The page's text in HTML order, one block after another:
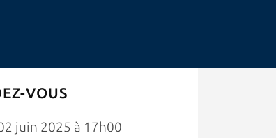
VOUS
juin 2025 à 17h00